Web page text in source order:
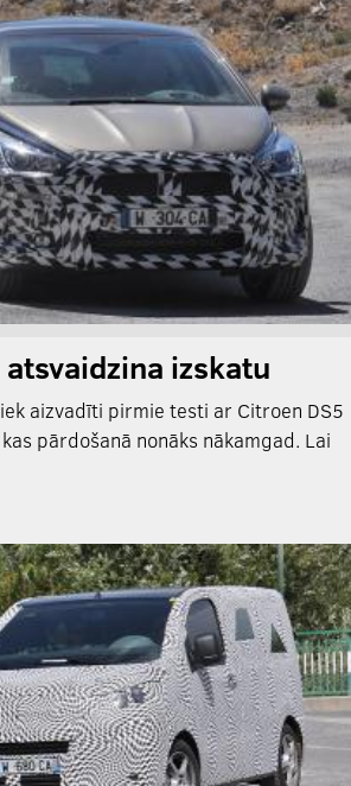
izskatu
aizvadīti pirmie testi ar Citroen DS5
pārdošanā nonāks nākamgad. Lai